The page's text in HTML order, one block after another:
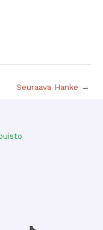
Seuraava Hanke →